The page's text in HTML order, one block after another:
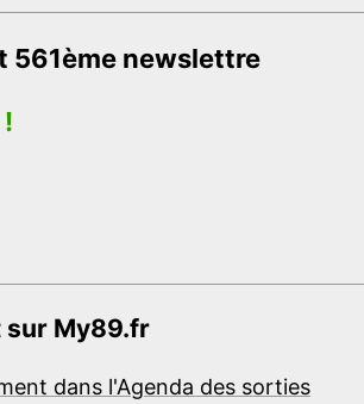
561ème newslettre
sur My89.fr
dans l'Agenda des sorties